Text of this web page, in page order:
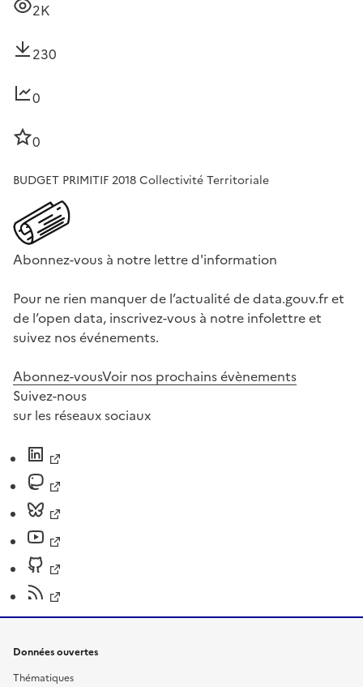
2K
230
0
0
BUDGET PRIMITIF 2018 Collectivité Territoriale
Abonnez-vous à notre lettre d'information
Pour ne rien manquer de l’actualité de data.gouv.fr et
de l’open data, inscrivez-vous à notre infolettre et
suivez nos événements.
Abonnez-vousVoir nos prochains évènements
Suivez-nous
sur les réseaux sociaux
Données ouvertes
Thématiques